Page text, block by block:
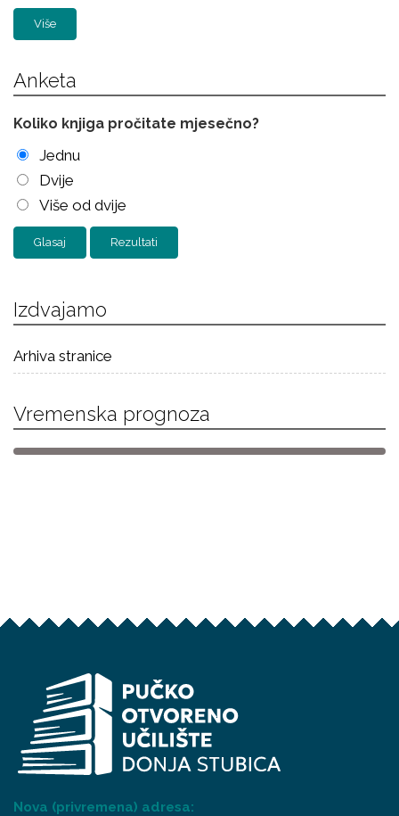
Više
Anketa
Koliko knjiga pročitate mjesečno?
Jednu
Dvije
Više od dvije
Rezultati
Izdvajamo
Arhiva stranice
Vremenska prognoza
Nova (privremena) adresa: